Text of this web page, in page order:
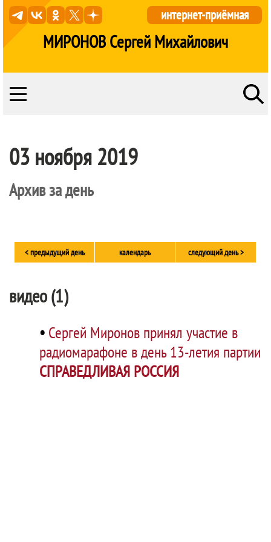
МИРОНОВ Сергей Михайлович
интернет-приёмная
03 ноября 2019
Архив за день
< предыдущий день календарь следующий день >
видео (1)
• Сергей Миронов принял участие в
радиомарафоне в день 13-летия партии
СПРАВЕДЛИВАЯ РОССИЯ